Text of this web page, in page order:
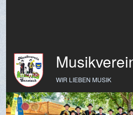
WIR LIEBEN MUSIK